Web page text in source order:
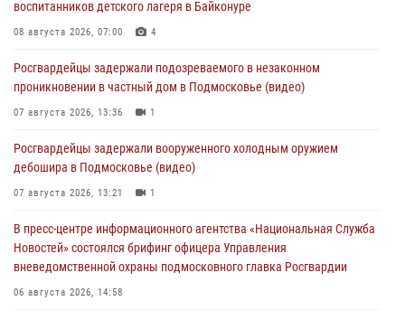
воспитанников детского лагеря в Байконуре
08 августа 2026, 07:00 4
Росгвардейцы задержали подозреваемого в незаконном
проникновении в частный дом в Подмосковье (видео)
07 августа 2026, 13:36 1
Росгвардейцы задержали вооруженного холодным оружием
дебошира в Подмосковье (видео)
07 августа 2026, 13:21 1
В пресс-центре информационного агентства «Национальная Служба
Новостей» состоялся брифинг офицера Управления
вневедомственной охраны подмосковного главка Росгвардии
06 августа 2026, 14:58